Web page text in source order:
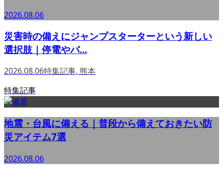
2026.08.06
災害時の備えにジャンプスターターという新しい
選択肢｜停電やバ...
2026.08.06特集記事, 熊本
特集記事
地震・台風に備える｜普段から備えておきたい防
災アイテム7選
2026.08.06